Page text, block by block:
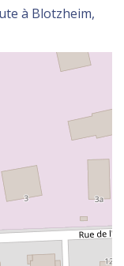
à Blotzheim,